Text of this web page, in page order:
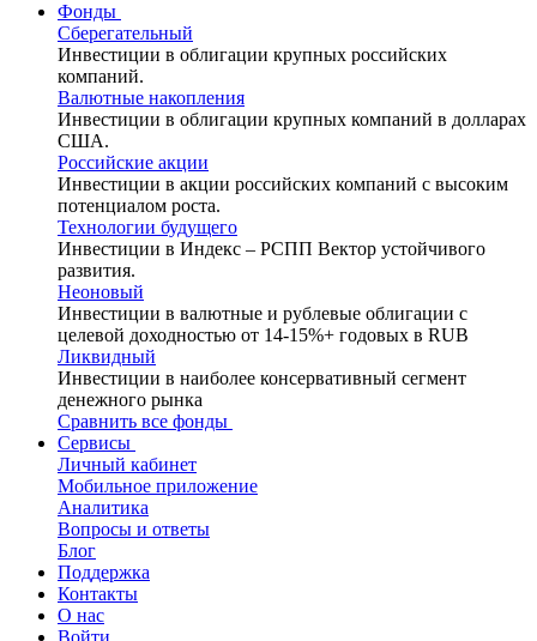
Фонды
Сберегательный
Инвестиции в облигации крупных российских
компаний.
Валютные накопления
Инвестиции в облигации крупных компаний в долларах
США.
Российские акции
Инвестиции в акции российских компаний с высоким
потенциалом роста.
Технологии будущего
Инвестиции в Индекс – РСПП Вектор устойчивого
развития.
Неоновый
Инвестиции в валютные и рублевые облигации с
целевой доходностью от 14-15%+ годовых в RUB
Ликвидный
Инвестиции в наиболее консервативный сегмент
денежного рынка
Сравнить все фонды
Сервисы
Личный кабинет
Мобильное приложение
Аналитика
Вопросы и ответы
Блог
Поддержка
Контакты
О нас
Войти